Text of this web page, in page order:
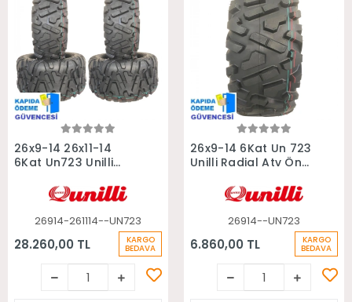
Sepete Ekle
26x9-14 26x11-14
6Kat Un723 Unilli
Lastiği
26914-261114--UN723
28.260,00 TL KARGO
BEDAVA
Sepete Ekle
26x9-14 6Kat Un 723
Unilli Radial Atv Ön
26914--UN723
6.860,00 TL KARGO
BEDAVA